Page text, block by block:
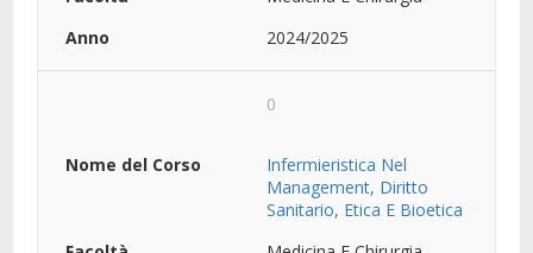
2024/2025
0
Infermieristica Nel
Management, Diritto
Sanitario, Etica E Bioetica